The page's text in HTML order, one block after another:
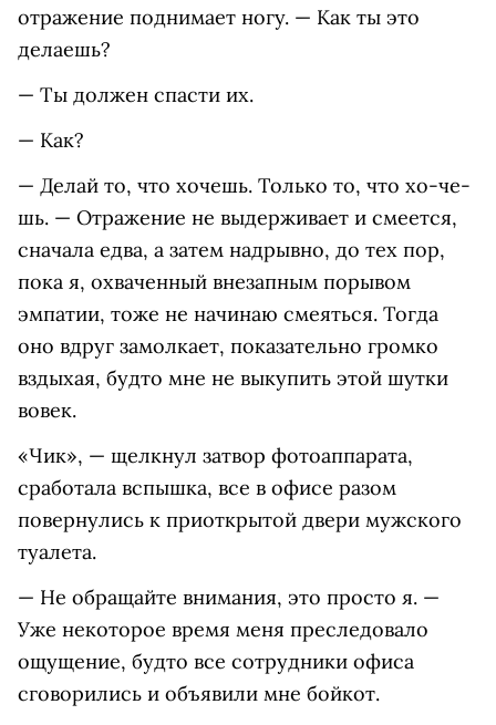
отражение поднимает ногу. — Как ты это
делаешь?
— Ты должен спасти их.
— Как?
— Делай то, что хочешь. Только то, что хо-че-
шь. — Отражение не выдерживает и смеется,
сначала едва, а затем надрывно, до тех пор,
пока я, охваченный внезапным порывом
эмпатии, тоже не начинаю смеяться. Тогда
оно вдруг замолкает, показательно громко
вздыхая, будто мне не выкупить этой шутки
вовек.
«Чик», — щелкнул затвор фотоаппарата,
сработала вспышка, все в офисе разом
повернулись к приоткрытой двери мужского
туалета.
— Не обращайте внимания, это просто я. —
Уже некоторое время меня преследовало
ощущение, будто все сотрудники офиса
сговорились и объявили мне бойкот.